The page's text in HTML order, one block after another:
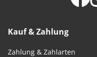
Kauf & Zahlung
Zahlung & Zahlarten